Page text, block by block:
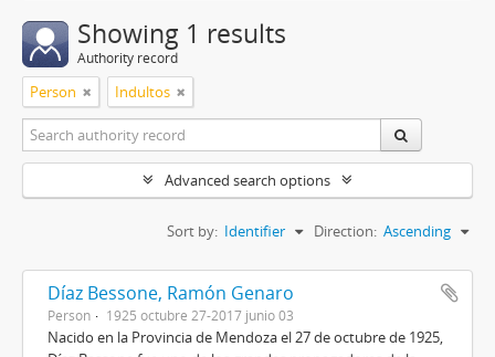
Showing 1 results
Authority record
Person Indultos
Advanced search options
Sort by: Identifier Direction: Ascending
Díaz Bessone, Ramón Genaro
Person 1925 octubre 27-2017 junio 03
Nacido en la Provincia de Mendoza el 27 de octubre de 1925,